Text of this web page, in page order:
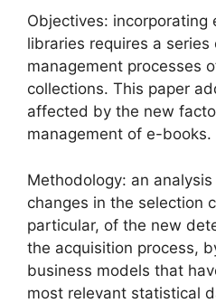
Objectives:
libraries requires a
management processes
collections. This paper
affected by the new
management of e-books.
Methodology: an
changes in the selection
particular, of the new
the acquisition process,
business models that
most relevant statistical